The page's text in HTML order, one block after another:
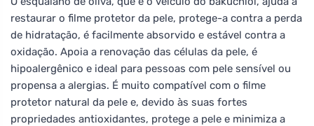
restaurar o filme protetor da pele, protege-a contra a perda
de hidratação, é facilmente absorvido e estável contra a
oxidação. Apoia a renovação das células da pele, é
hipoalergênico e ideal para pessoas com pele sensível ou
propensa a alergias. É muito compatível com o filme
protetor natural da pele e, devido às suas fortes
propriedades antioxidantes, protege a pele e minimiza a